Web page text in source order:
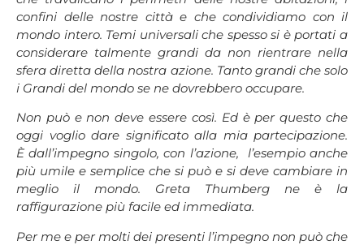
confini delle nostre città e che condividiamo con il
mondo intero. Temi universali che spesso si è portati a
considerare talmente grandi da non rientrare nella
sfera diretta della nostra azione. Tanto grandi che solo
i Grandi del mondo se ne dovrebbero occupare.
Non può e non deve essere così. Ed è per questo che
oggi voglio dare significato alla mia partecipazione.
È dall’impegno singolo, con l’azione, l’esempio anche
più umile e semplice che si può e si deve cambiare in
meglio il mondo. Greta Thumberg ne è la
raffigurazione più facile ed immediata.
Per me e per molti dei presenti l’impegno non può che